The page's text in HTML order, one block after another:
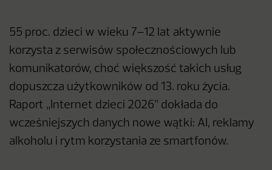
55 proc. dzieci w wieku 7–12 lat aktywnie
korzysta z serwisów społecznościowych lub
komunikatorów, choć większość takich usług
dopuszcza użytkowników od 13. roku życia.
Raport „Internet dzieci 2026” dokłada do
wcześniejszych danych nowe wątki: AI, reklamy
alkoholu i rytm korzystania ze smartfonów.